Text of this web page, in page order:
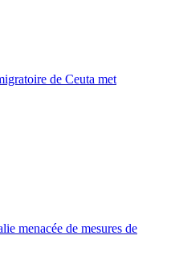
de Ceuta met
menacée de mesures de